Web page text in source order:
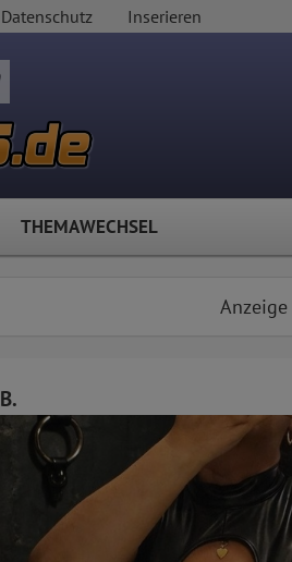
Datenschutz Inserieren
THEMAWECHSEL